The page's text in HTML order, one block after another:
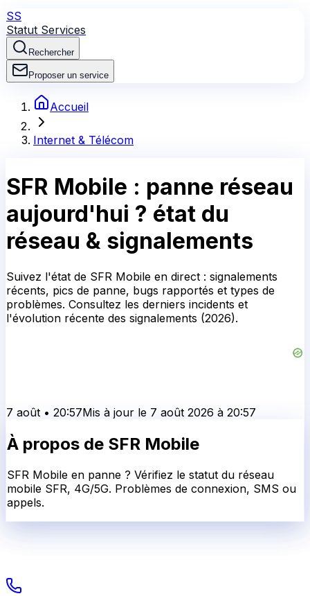
SS
Statut Services
Rechercher
Proposer un service
Accueil
Internet & Télécom
SFR Mobile : panne réseau
aujourd'hui ? état du
réseau & signalements
Suivez l'état de SFR Mobile en direct : signalements
récents, pics de panne, bugs rapportés et types de
problèmes. Consultez les derniers incidents et
l'évolution récente des signalements (2026).
7 août • 20:57Mis à jour le 7 août 2026 à 20:57
À propos de SFR Mobile
SFR Mobile en panne ? Vérifiez le statut du réseau
mobile SFR, 4G/5G. Problèmes de connexion, SMS ou
appels.